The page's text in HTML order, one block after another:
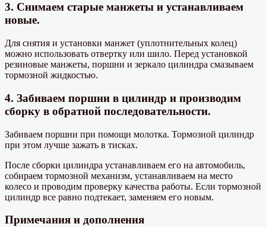
3. Снимаем старые манжеты и устанавливаем
новые.
Для снятия и установки манжет (уплотнительных колец)
можно использовать отвертку или шило. Перед установкой
резиновые манжеты, поршни и зеркало цилиндра смазываем
тормозной жидкостью.
4. Забиваем поршни в цилиндр и производим
сборку в обратной последовательности.
Забиваем поршни при помощи молотка. Тормозной цилиндр
при этом лучше зажать в тисках.
После сборки цилиндра устанавливаем его на автомобиль,
собираем тормозной механизм, устанавливаем на место
колесо и проводим проверку качества работы. Если тормозной
цилиндр все равно подтекает, заменяем его новым.
Примечания и дополнения